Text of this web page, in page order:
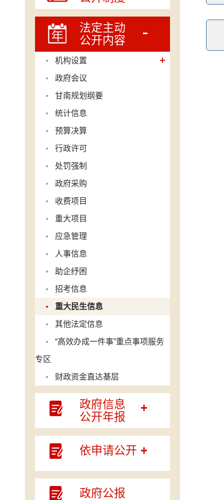
法定主动
公开内容
机构设置
政府会议
甘南规划纲要
统计信息
预算决算
行政许可
处罚强制
政府采购
收费项目
重大项目
应急管理
人事信息
助企纾困
招考信息
重大民生信息
其他法定信息
“高效办成一件事”重点事项服务
专区
财政资金直达基层
政府信息
公开年报
依申请公开
政府公报